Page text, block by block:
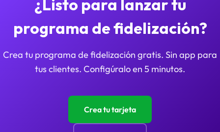
¿Listo para lanzar tu
programa de fidelización?
Crea tu programa de fidelización gratis. Sin app para
tus clientes. Configúralo en 5 minutos.
Crea tu tarjeta